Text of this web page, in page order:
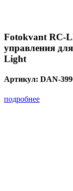
Fotokvant RC-
управления
Light
Артикул: DAN-
подробнее